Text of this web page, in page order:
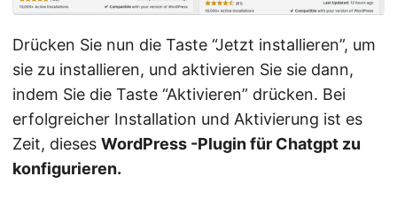
Drücken Sie nun die Taste “Jetzt installieren”, um
sie zu installieren, und aktivieren Sie sie dann,
indem Sie die Taste “Aktivieren” drücken. Bei
erfolgreicher Installation und Aktivierung ist es
Zeit, dieses WordPress -Plugin für Chatgpt zu
konfigurieren.